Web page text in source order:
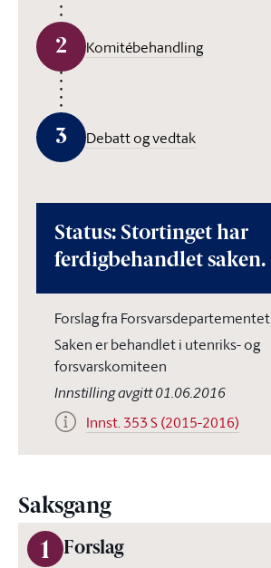
2 Komitébehandling
3 Debatt og vedtak
Status: Stortinget har
ferdigbehandlet saken.
Forslag fra Forsvarsdepartementet
Saken er behandlet i utenriks- og
forsvarskomiteen
Innstilling avgitt 01.06.2016
Innst. 353 S (2015-2016)
Saksgang
1 Forslag